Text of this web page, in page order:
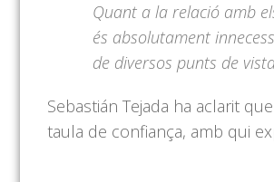
Quant a la relació amb
és absolutament
de diversos punts de
Sebastián Tejada ha aclarit
taula de confiança, amb qui